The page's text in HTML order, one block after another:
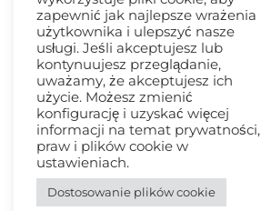
zapewnić jak najlepsze wrażenia
użytkownika i ulepszyć nasze
usługi. Jeśli akceptujesz lub
kontynuujesz przeglądanie,
uważamy, że akceptujesz ich
użycie. Możesz zmienić
konfigurację i uzyskać więcej
informacji na temat prywatności,
praw i plików cookie w
ustawieniach.
Dostosowanie plików cookie